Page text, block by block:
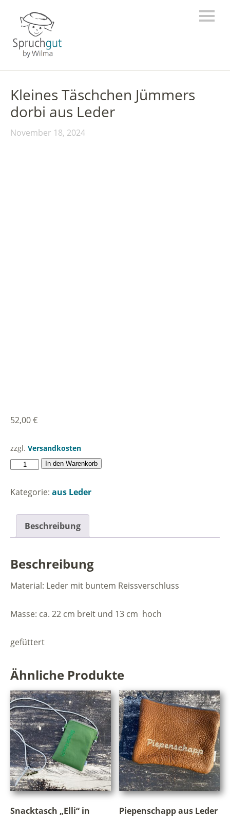
Kleines Täschchen Jümmers
dorbi aus Leder
November 18, 2024
52,00€
zzgl. Versandkosten
Kleines
Jümmers
dorbi
Leder
Menge
In den Warenkorb
Kategorie: aus Leder
Beschreibung
Beschreibung
Material: Leder mit buntem Reissverschluss
Masse: ca. 22 cm breit und 13 cm hoch
gefüttert
Ähnliche Produkte
Snacktasch „Elli“ in
Piepenschapp aus Leder